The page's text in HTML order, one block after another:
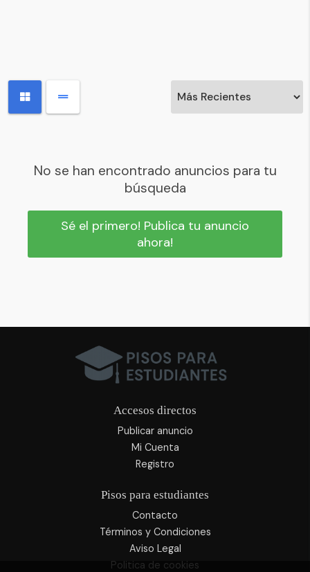
No se han encontrado anuncios para tu
búsqueda
Sé el primero! Publica tu anuncio
ahora!
Accesos directos
Publicar anuncio
Mi Cuenta
Registro
Pisos para estudiantes
Contacto
Términos y Condiciones
Aviso Legal
Politica de cookies